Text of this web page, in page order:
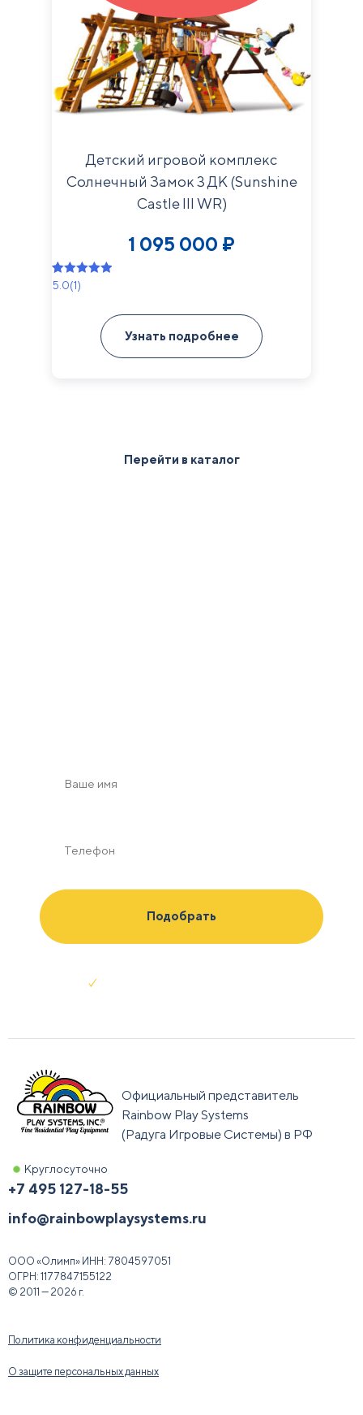
Детский игровой комплекс
Солнечный Замок 3 ДК (Sunshine
Castle III WR)
1 095 000 ₽
Рейтинг
1
пользователя
5.0(1)
Узнать подробнее
Перейти в каталог
Официальный представитель
Rainbow Play Systems
(Радуга Игровые Системы) в РФ
Круглосуточно
+7 495 127-18-55
info@rainbowplaysystems.ru
ООО «Олимп» ИНН: 7804597051
ОГРН: 1177847155122
© 2011 — 2026 г.
Политика конфиденциальности
О защите персональных данных